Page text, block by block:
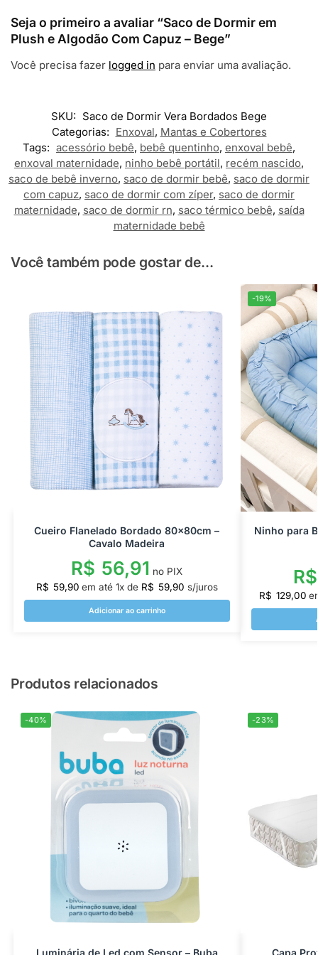
Seja o primeiro a avaliar “Saco de Dormir em
Plush e Algodão Com Capuz – Bege”
Você precisa fazer logged in para enviar uma avaliação.
SKU: Saco de Dormir Vera Bordados Bege
Categorias: Enxoval, Mantas e Cobertores
Tags: acessório bebê, bebê quentinho, enxoval bebê,
enxoval maternidade, ninho bebê portátil, recém nascido,
saco de bebê inverno, saco de dormir bebê, saco de dormir
com capuz, saco de dormir com zíper, saco de dormir
maternidade, saco de dormir rn, saco térmico bebê, saída
maternidade bebê
Você também pode gostar de...
Cueiro Flanelado Bordado 80x80cm –
Cavalo Madeira
R$ 56,91 no PIX
R$ 59,90 em até 1x de R$ 59,90 s/juros
Adicionar ao carrinho
-19%
Ninho para
R$
R$ 129,00
Produtos relacionados
-40%
Luminária de Led com Sensor – Buba
-23%
Capa